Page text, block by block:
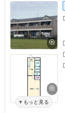
もっと見る